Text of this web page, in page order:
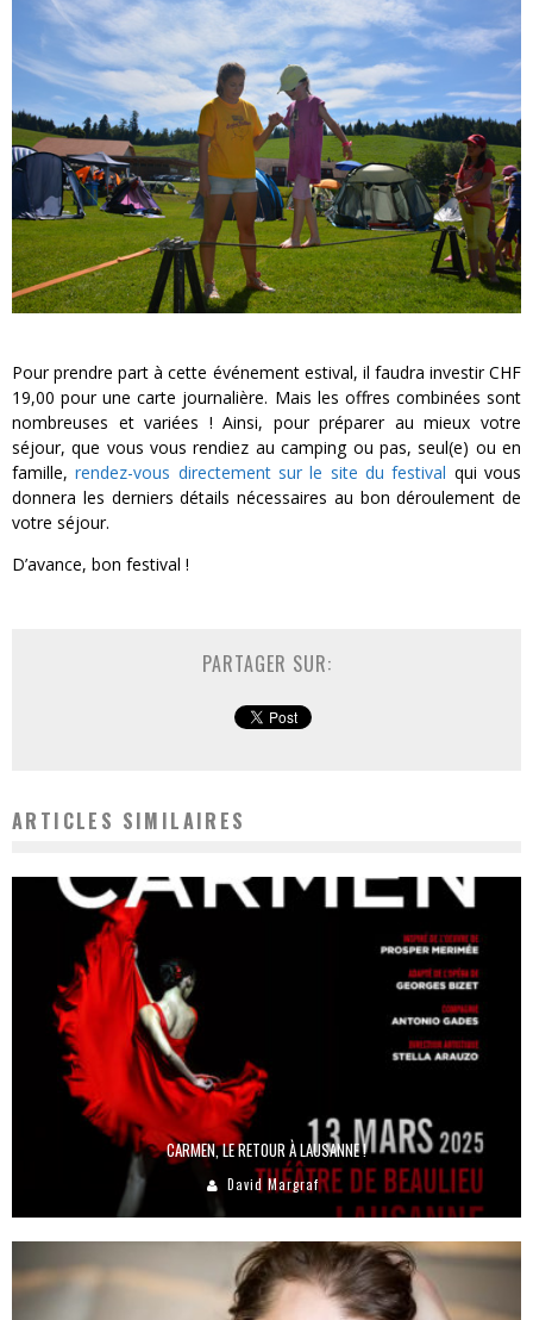
Pour prendre part à cette événement estival, il faudra investir CHF
19,00 pour une carte journalière. Mais les offres combinées sont
nombreuses et variées ! Ainsi, pour préparer au mieux votre
séjour, que vous vous rendiez au camping ou pas, seul(e) ou en
famille, rendez-vous directement sur le site du festival qui vous
donnera les derniers détails nécessaires au bon déroulement de
votre séjour.
D’avance, bon festival !
PARTAGER SUR:
ARTICLES SIMILAIRES
CARMEN, LE RETOUR À LAUSANNE !
David Margraf